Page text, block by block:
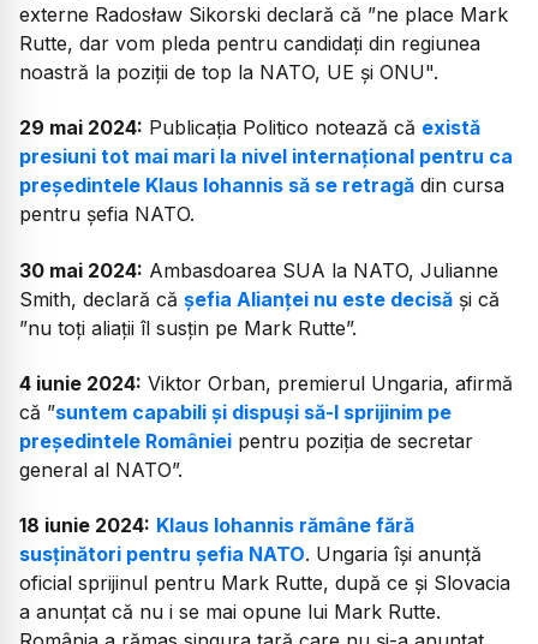
externe Radosław Sikorski declară că ”ne place Mark
Rutte, dar vom pleda pentru candidaţi din regiunea
noastră la poziţii de top la NATO, UE şi ONU".
29 mai 2024: Publicația Politico notează că există
presiuni tot mai mari la nivel internațional pentru ca
președintele Klaus Iohannis să se retragă din cursa
pentru șefia NATO.
30 mai 2024: Ambasdoarea SUA la NATO, Julianne
Smith, declară că șefia Alianței nu este decisă și că
”nu toți aliații îl susțin pe Mark Rutte”.
4 iunie 2024: Viktor Orban, premierul Ungaria, afirmă
că ”suntem capabili și dispuși să-l sprijinim pe
președintele României pentru poziția de secretar
general al NATO”.
18 iunie 2024: Klaus Iohannis rămâne fără
susținători pentru șefia NATO. Ungaria își anunță
oficial sprijinul pentru Mark Rutte, după ce și Slovacia
a anunțat că nu i se mai opune lui Mark Rutte.